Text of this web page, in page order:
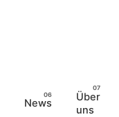
News
Über
uns